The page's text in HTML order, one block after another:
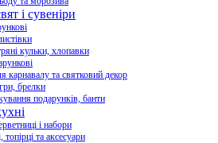
і сувеніри
кульки, хлопавки
карнавалу та святковий декор
брелки
подарунків, банти
і набори
та аксесуари